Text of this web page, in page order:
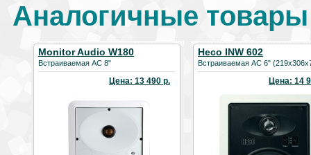
Аналогичные
Monitor Audio W180
Встраиваемая АС 8"
Цена: 13 490 р.
Heco INW 602
Встраиваемая АС 6"
Цена: 14